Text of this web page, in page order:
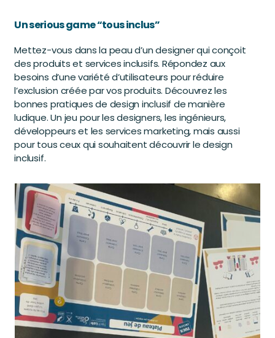
Un serious game “tous inclus”
Mettez-vous dans la peau d’un designer qui conçoit
des produits et services inclusifs. Répondez aux
besoins d’une variété d’utilisateurs pour réduire
l’exclusion créée par vos produits. Découvrez les
bonnes pratiques de design inclusif de manière
ludique. Un jeu pour les designers, les ingénieurs,
développeurs et les services marketing, mais aussi
pour tous ceux qui souhaitent découvrir le design
inclusif.